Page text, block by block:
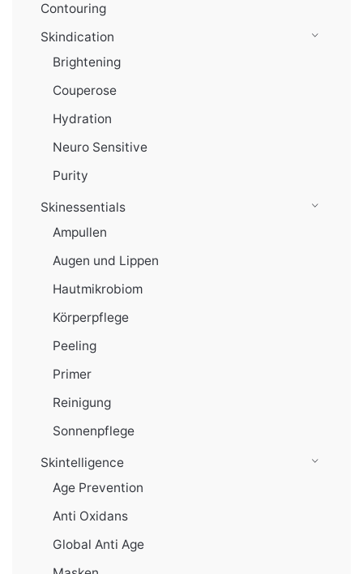
Contouring
Skindication
Brightening
Couperose
Hydration
Neuro Sensitive
Purity
Skinessentials
Ampullen
Augen und Lippen
Hautmikrobiom
Körperpflege
Peeling
Primer
Reinigung
Sonnenpflege
Skintelligence
Age Prevention
Anti Oxidans
Global Anti Age